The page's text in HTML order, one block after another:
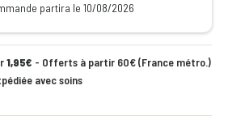
partira le 10/08/2026
1,95€ - Offerts à partir 60€ (France métro.)
avec soins